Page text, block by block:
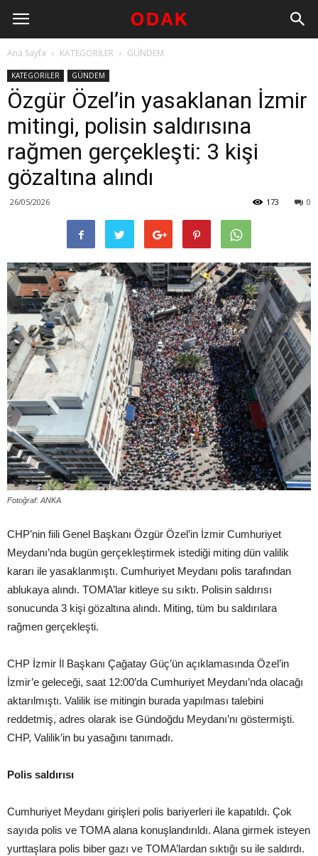
Ana Sayfa KATEGORİLER GÜNDEM
KATEGORİLER GÜNDEM
Özgür Özel’in yasaklanan İzmir
mitingi, polisin saldırısına
rağmen gerçekleşti: 3 kişi
gözaltına alındı
26/05/2026 0
173
Fotoğraf: ANKA
CHP’nin fiili Genel Başkanı Özgür Özel’in İzmir Cumhuriyet
Meydanı’nda bugün gerçekleştirmek istediği miting dün valilik
kararı ile yasaklanmıştı. Cumhuriyet Meydanı polis tarafından
ablukaya alındı. TOMA’lar kitleye su sıktı. Polisin saldırısı
sonucunda 3 kişi gözaltına alındı. Miting, tüm bu saldırılara
rağmen gerçekleşti.
CHP İzmir İl Başkanı Çağatay Güç’ün açıklamasında Özel’in
İzmir’e geleceği, saat 12:00’da Cumhuriyet Meydanı’nda olacağı
aktarılmıştı. Valilik ise mitingin burada yapılması talebini
reddetmiş, adres olarak ise Gündoğdu Meydanı’nı göstermişti.
CHP, Valilik’in bu yasağını tanımadı.
Polis saldırısı
Cumhuriyet Meydanı girişleri polis bariyerleri ile kapatıldı. Çok
sayıda polis ve TOMA alana konuşlandırıldı. Alana girmek isteyen
yurttaşlara polis biber gazı ve TOMA’lardan sıktığı su ile saldırdı.